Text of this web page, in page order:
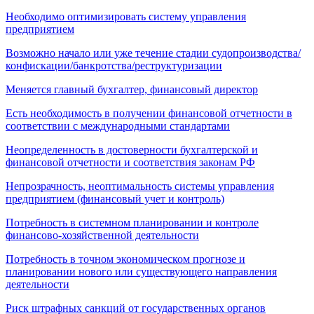
Необходимо оптимизировать систему управления
предприятием
Возможно начало или уже течение стадии судопроизводства/
конфискации/банкротства/реструктуризации
Меняется главный бухгалтер, финансовый директор
Есть необходимость в получении финансовой отчетности в
соответствии с международными стандартами
Неопределенность в достоверности бухгалтерской и
финансовой отчетности и соответствия законам РФ
Непрозрачность, неоптимальность системы управления
предприятием (финансовый учет и контроль)
Потребность в системном планировании и контроле
финансово-хозяйственной деятельности
Потребность в точном экономическом прогнозе и
планировании нового или существующего направления
деятельности
Риск штрафных санкций от государственных органов